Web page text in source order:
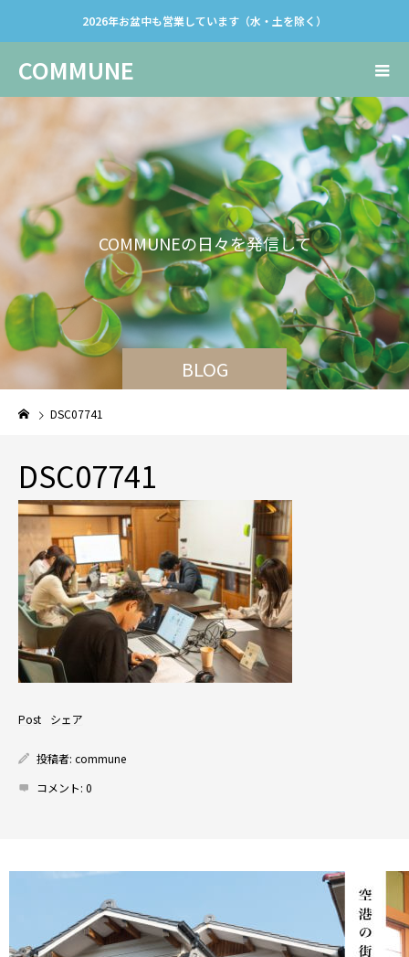
2026年お盆中も営業しています（水・土を除く）
COMMUNE
BLOG
COM MUNEの日々を発信していきます。
DSC07741
DSC07741
Post シェア
投稿者: commune
コメント: 0